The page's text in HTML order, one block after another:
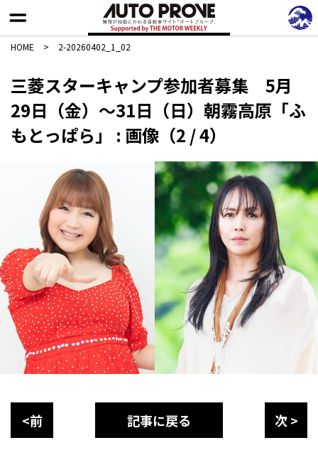
HOME > 2-20260402_1_02
三菱スターキャンプ参加者募集 5月
29日（金）〜31日（日）朝霧高原「ふ
もとっぱら」 : 画像（2 / 4）
<前 記事に戻る 次 >